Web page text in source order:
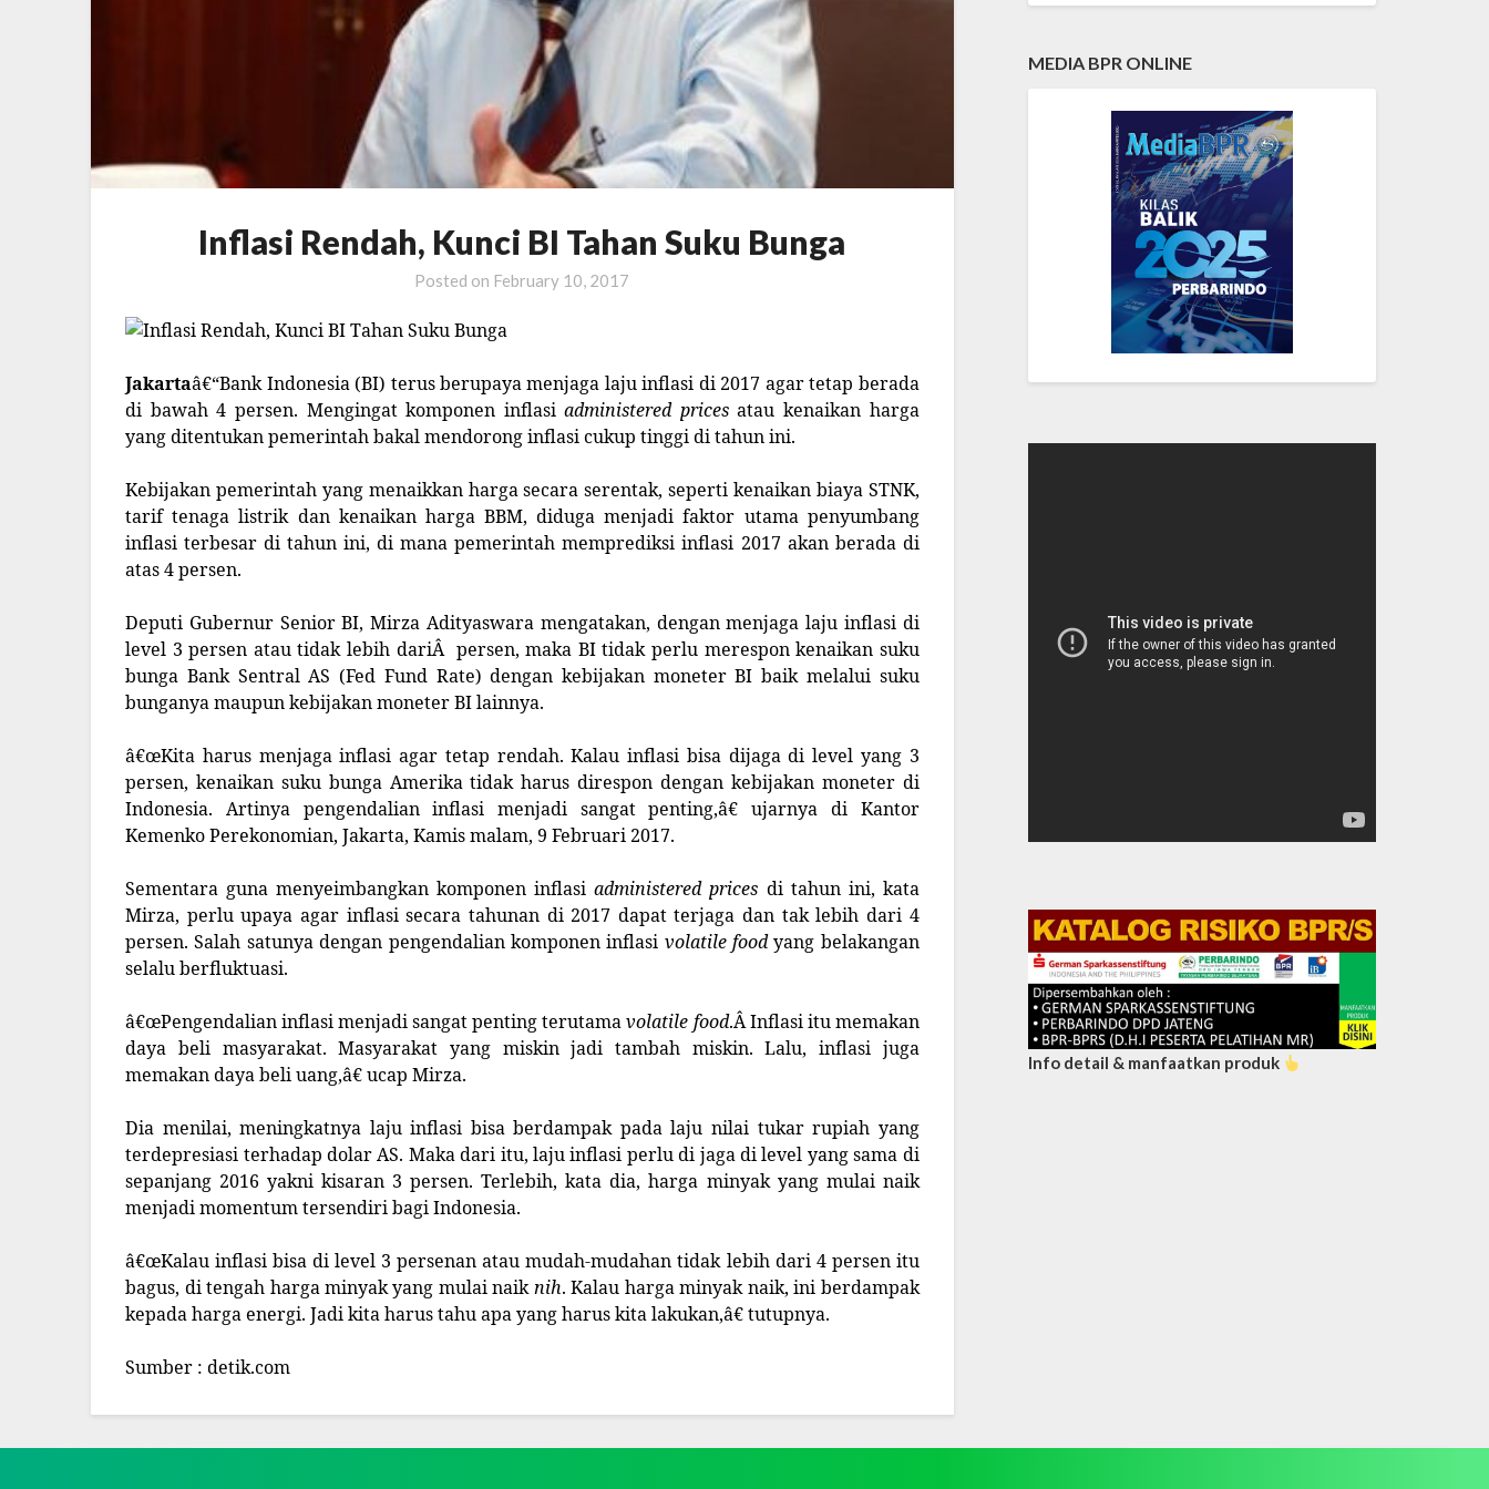
Inflasi Rendah, Kunci BI Tahan Suku Bunga
Posted on February 10, 2017
Jakartaâ€“Bank Indonesia (BI) terus berupaya menjaga laju inflasi di 2017 agar tetap berada
di bawah 4 persen. Mengingat komponen inflasiadministered pricesatau kenaikan harga
yang ditentukan pemerintah bakal mendorong inflasi cukup tinggi di tahun ini.
Kebijakan pemerintah yang menaikkan harga secara serentak, seperti kenaikan biaya STNK,
tarif tenaga listrik dan kenaikan harga BBM, diduga menjadi faktor utama penyumbang
inflasi terbesar di tahun ini, di mana pemerintah memprediksi inflasi 2017 akan berada di
atas 4 persen.
Deputi Gubernur Senior BI, Mirza Adityaswara mengatakan, dengan menjaga laju inflasi di
level 3 persen atau tidak lebih dariÂ persen, maka BI tidak perlu merespon kenaikan suku
bunga Bank Sentral AS (Fed Fund Rate) dengan kebijakan moneter BI baik melalui suku
bunganya maupun kebijakan moneter BI lainnya.
â€œKita harus menjaga inflasi agar tetap rendah. Kalau inflasi bisa dijaga di level yang 3
persen, kenaikan suku bunga Amerika tidak harus direspon dengan kebijakan moneter di
Indonesia. Artinya pengendalian inflasi menjadi sangat penting,â€ ujarnya di Kantor
Kemenko Perekonomian, Jakarta, Kamis malam, 9 Februari 2017.
Sementara guna menyeimbangkan komponen inflasiadministered prices di tahun ini, kata
Mirza, perlu upaya agar inflasi secara tahunan di 2017 dapat terjaga dan tak lebih dari 4
persen. Salah satunya dengan pengendalian komponen inflasi volatile foodyang belakangan
selalu berfluktuasi.
â€œPengendalian inflasi menjadi sangat penting terutamavolatile food.Â Inflasi itu memakan
daya beli masyarakat. Masyarakat yang miskin jadi tambah miskin. Lalu, inflasi juga
memakan daya beli uang,â€ ucap Mirza.
Dia menilai, meningkatnya laju inflasi bisa berdampak pada laju nilai tukar rupiah yang
terdepresiasi terhadap dolar AS. Maka dari itu, laju inflasi perlu di jaga di level yang sama di
sepanjang 2016 yakni kisaran 3 persen. Terlebih, kata dia, harga minyak yang mulai naik
menjadi momentum tersendiri bagi Indonesia.
â€œKalau inflasi bisa di level 3 persenan atau mudah-mudahan tidak lebih dari 4 persen itu
bagus, di tengah harga minyak yang mulai naiknih. Kalau harga minyak naik, ini berdampak
kepada harga energi. Jadi kita harus tahu apa yang harus kita lakukan,â€ tutupnya.
Sumber : detik.com
MEDIA BPR ONLINE
Info detail & manfaatkan produk